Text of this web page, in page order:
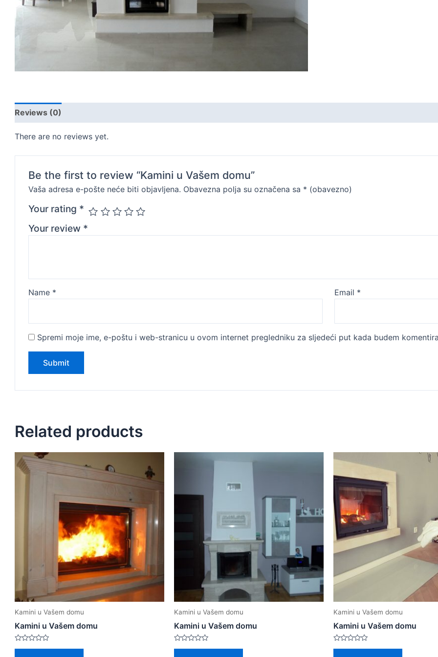
Reviews (0)
There are no reviews yet.
Be the first to review “Kamini u Vašem domu”
Vaša adresa e-pošte neće biti objavljena. Obavezna polja su označena sa * (obavezno)
Your rating *
Your review *
Name * Email *
Spremi moje ime, e-poštu i web-stranicu u ovom internet pregledniku za sljedeći put kada budem
Related products
Kamini u Vašem domu
Kamini u Vašem domu
Rated
Kamini u Vašem domu
Kamini u Vašem domu
Rated
Kamini u Vašem domu
Kamini u Vašem domu
Rated